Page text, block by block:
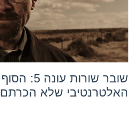
שובר שורות עונה 5: הסוף
האלטרנטיבי שלא הכרתם